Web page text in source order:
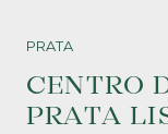
PRATA
CENTRO
PRATA